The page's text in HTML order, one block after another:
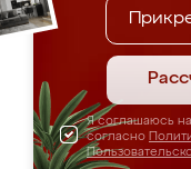
Я соглашаюсь
согласно